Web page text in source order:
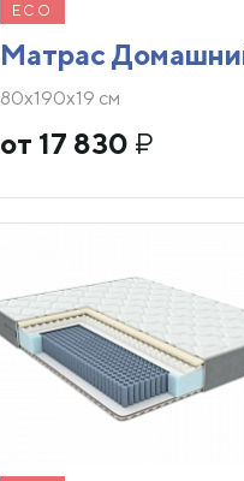
ECO
Матрас
80х190х19 см
от 17 830 ₽